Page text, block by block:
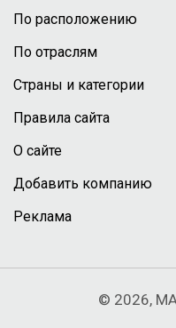
По расположению
По отраслям
Страны и категории
Правила сайта
О сайте
Добавить компанию
Реклама
© 2026,